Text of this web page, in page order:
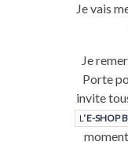
Je vais
Je
Porte
invite
L‘E-SHOP